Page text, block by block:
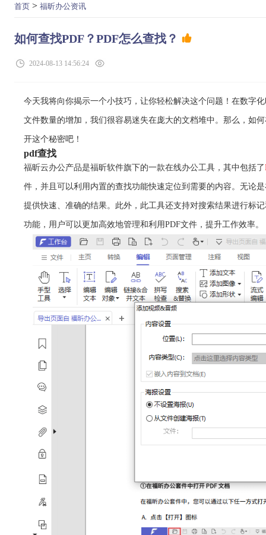
首页 > 福昕办公资讯
如何查找PDF？PDF怎么查找？
2024-08-13 14:56:24
今天我将向你揭示一个小技巧，让你轻松解决这个问题！在数字
文件数量的增加，我们很容易迷失在庞大的文档堆中。那么，如
开这个秘密吧！
pdf查找
福昕云办公产品是福昕软件旗下的一款在线办公工具，其中包括了
件，并且可以利用内置的查找功能快速定位到需要的内容。无论
提供快速、准确的结果。此外，此工具还支持对搜索结果进行标
功能，用户可以更加高效地管理和利用PDF文件，提升工作效率。